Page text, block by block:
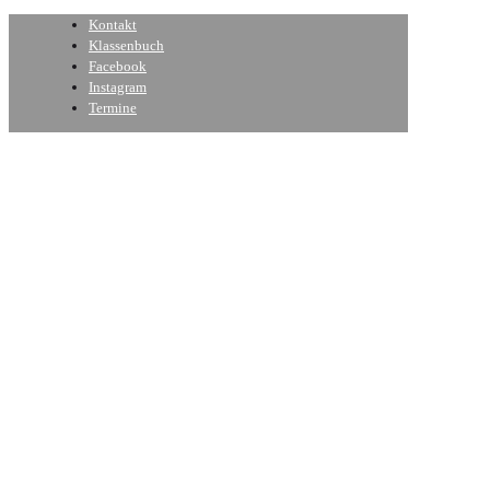
Kontakt
Klassenbuch
Facebook
Instagram
Termine